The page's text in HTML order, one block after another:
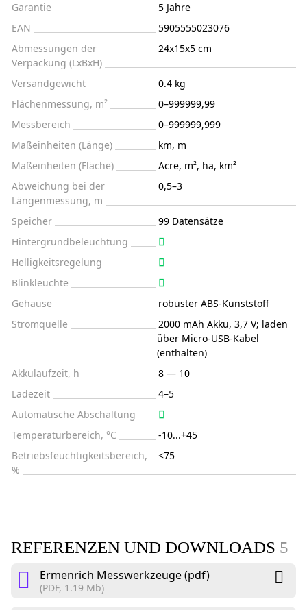
Garantie
5 Jahre
EAN
5905555023076
Abmessungen der
Verpackung (LxBxH)
24x15x5 cm
Versandgewicht
0.4 kg
Flächenmessung, m²
0–999999,99
Messbereich
0–999999,999
Maßeinheiten (Länge)
km, m
Maßeinheiten (Fläche)
Acre, m², ha, km²
Abweichung bei der
Längenmessung, m
0,5–3
Speicher
99 Datensätze
Hintergrundbeleuchtung
Helligkeitsregelung
Blinkleuchte
Gehäuse
robuster ABS-Kunststoff
Stromquelle
2000 mAh Akku, 3,7 V; laden
über Micro-USB-Kabel
(enthalten)
Akkulaufzeit, h
8 — 10
Ladezeit
4–5
Automatische Abschaltung
Temperaturbereich, °C
-10...+45
Betriebsfeuchtigkeitsbereich,
%
<75
REFERENZEN UND DOWNLOADS 5
Ermenrich Messwerkzeuge (pdf)
(PDF, 1.19 Mb)